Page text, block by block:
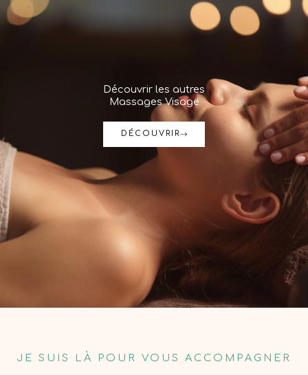
Découvrir les autres
Massages Visage
DÉCOUVRIR
JE SUIS LÀ POUR VOUS ACCOMPAGNER